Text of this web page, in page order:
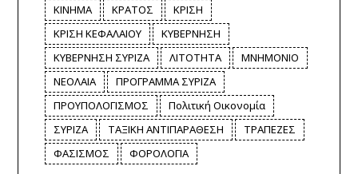
ΚΙΝΗΜΑ
ΚΡΑΤΟΣ
ΚΡΙΣΗ
ΚΡΙΣΗ ΚΕΦΑΛΑΙΟΥ
ΚΥΒΕΡΝΗΣΗ
ΚΥΒΕΡΝΗΣΗ ΣΥΡΙΖΑ
ΛΙΤΟΤΗΤΑ
ΜΝΗΜΟΝΙΟ
ΝΕΟΛΑΙΑ
ΠΡΟΓΡΑΜΜΑ ΣΥΡΙΖΑ
ΠΡΟΥΠΟΛΟΓΙΣΜΟΣ
Πολιτική Οικονομία
ΣΥΡΙΖΑ
ΤΑΞΙΚΗ ΑΝΤΙΠΑΡΑΘΕΣΗ
ΤΡΑΠΕΖΕΣ
ΦΑΣΙΣΜΟΣ
ΦΟΡΟΛΟΓΙΑ